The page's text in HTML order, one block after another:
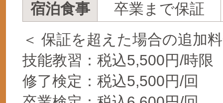
宿泊食事
卒業まで保証
＜ 保証を超えた場合の追加
技能教習：税込5,500円/時限
修了検定：税込5,500円/回